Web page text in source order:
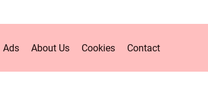
Ads About Us Cookies Contact